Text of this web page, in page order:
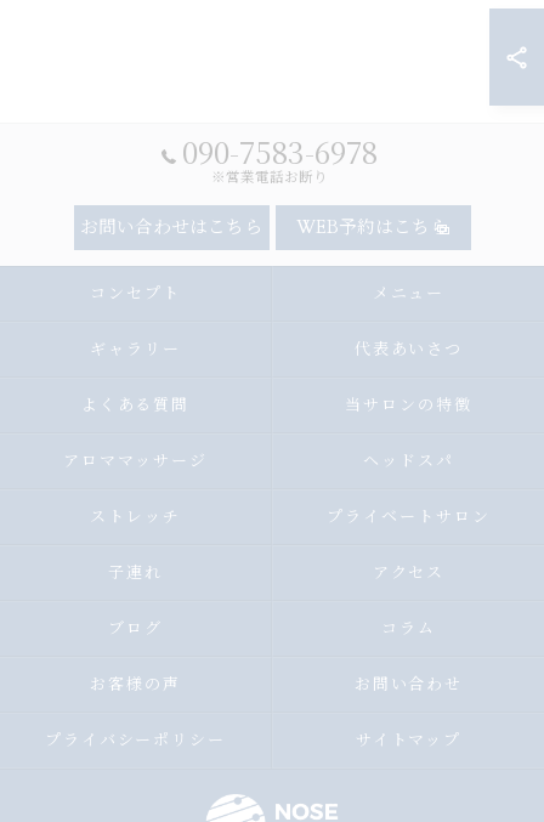
090-7583-6978
※営業電話お断り
お問い合わせはこちら WEB予約はこちら
コンセプト メニュー
ギャラリー 代表あいさつ
よくある質問 当サロンの特徴
アロママッサージ ヘッドスパ
ストレッチ プライベートサロン
子連れ アクセス
ブログ コラム
お客様の声 お問い合わせ
プライバシーポリシー サイトマップ